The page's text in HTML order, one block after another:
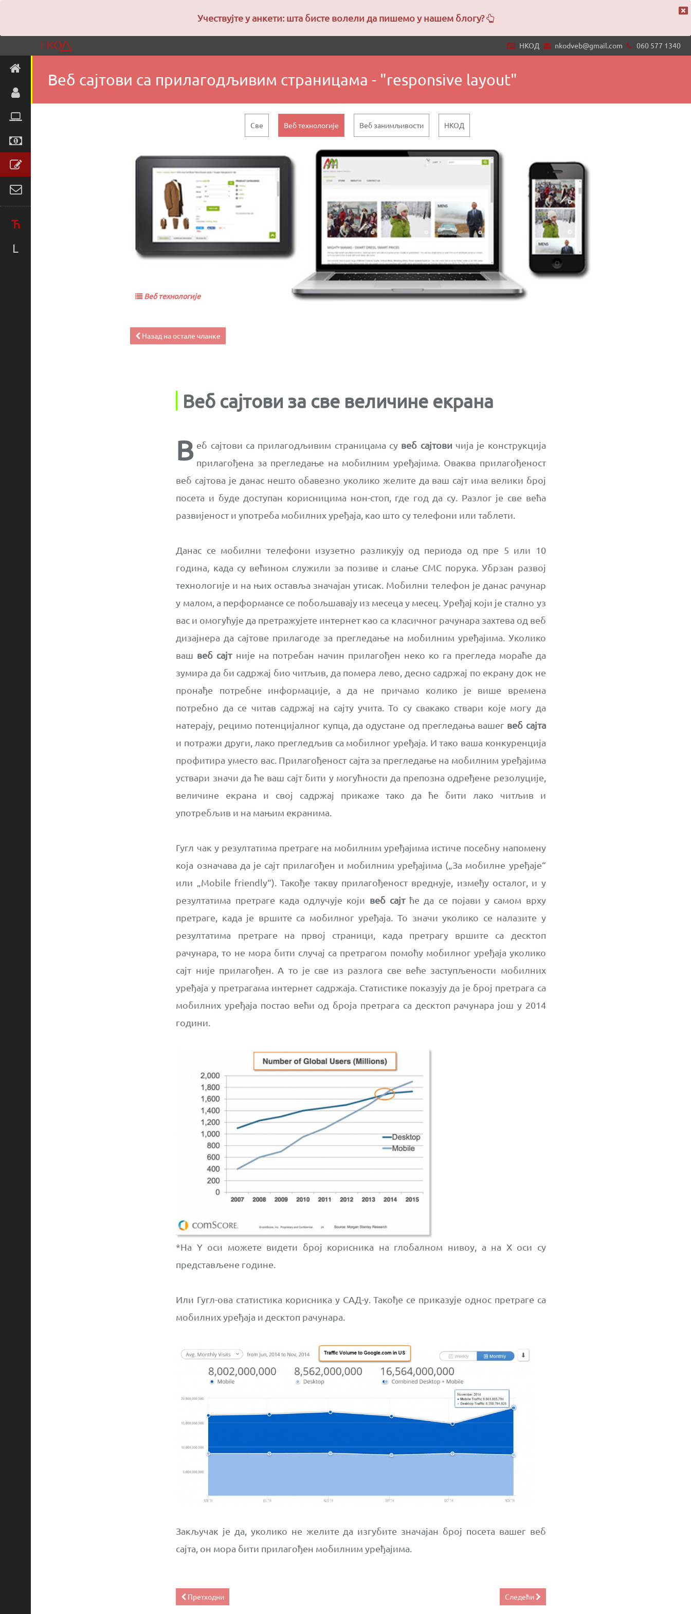
НКОД nkodveb@gmail.com 060 577 1340
Ћ
L
Веб сајтови са прилагодљивим страницама - "responsive layout"
Све Веб технологије Веб занимљивости НКОД
Веб технологије
Назад на остале чланке
Веб сајтови за све величине екрана
В еб сајтови са прилагодљивим страницама су веб сајтови чија је конструкција
прилагођена за прегледање на мобилним уређајима. Оваква прилагођеност
веб сајтова је данас нешто обавезно уколико желите да ваш сајт има велики број
посета и буде доступан корисницима нон-стоп, где год да су. Разлог је све већа
развијеност и употреба мобилних уређаја, као што су телефони или таблети.
Данас се мобилни телефони изузетно разликују од периода од пре 5 или 10
година, када су већином служили за позиве и слање СМС порука. Убрзан развој
технологије и на њих оставља значајан утисак. Мобилни телефон је данас рачунар
у малом, а перформансе се побољшавају из месеца у месец. Уређај који је стално уз
вас и омогућује да претражујете интернет као са класичног рачунара захтева од веб
дизајнера да сајтове прилагоде за прегледање на мобилним уређајима. Уколико
ваш веб сајтније на потребан начин прилагођен неко ко га прегледа мораће да
зумира да би садржај био читљив, да помера лево, десно садржај по екрану док не
пронађе потребне информације, а да не причамо колико је више времена
потребно да се читав садржај на сајту учита. То су свакако ствари које могу да
натерају, рецимо потенцијалног купца, да одустане од прегледања вашег веб сајта
и потражи други, лако прегледљив са мобилног уређаја. И тако ваша конкуренција
профитира уместо вас. Прилагођеност сајта за прегледање на мобилним уређајима
уствари значи да ће ваш сајт бити у могућности да препозна одређене резолуције,
величине екрана и свој садржај прикаже тако да ће бити лако читљив и
употребљив и на мањим екранима.
Гугл чак у резултатима претраге на мобилним уређајима истиче посебну напомену
која означава да је сајт прилагођен и мобилним уређајима („За мобилне уређаје“
или „Mobile friendly“). Такође такву прилагођеност вреднује, између осталог, и у
резултатима претраге када одлучује који веб сајтће да се појави у самом врху
претраге, када је вршите са мобилног уређаја. То значи уколико се налазите у
резултатима претраге на првој страници, када претрагу вршите са десктоп
рачунара, то не мора бити случај са претрагом помоћу мобилног уређаја уколико
сајт није прилагођен. А то је све из разлога све веће заступљености мобилних
уређаја у претрагама интернет садржаја. Статистике показују да је број претрага са
мобилних уређаја постао већи од броја претрага са десктоп рачунара још у 2014
години.
*На Y оси можете видети број корисника на глобалном нивоу, а на X оси су
представљене године.
Или Гугл-ова статистика корисника у САД-у. Такође се приказује однос претраге са
мобилних уређаја и десктоп рачунара.
Закључак је да, уколико не желите да изгубите значајан број посета вашег веб
сајта, он мора бити прилагођен мобилним уређајима.
Претходни Следећи
Учествујте у анкети: шта бисте волели да пишемо у нашем блогу?